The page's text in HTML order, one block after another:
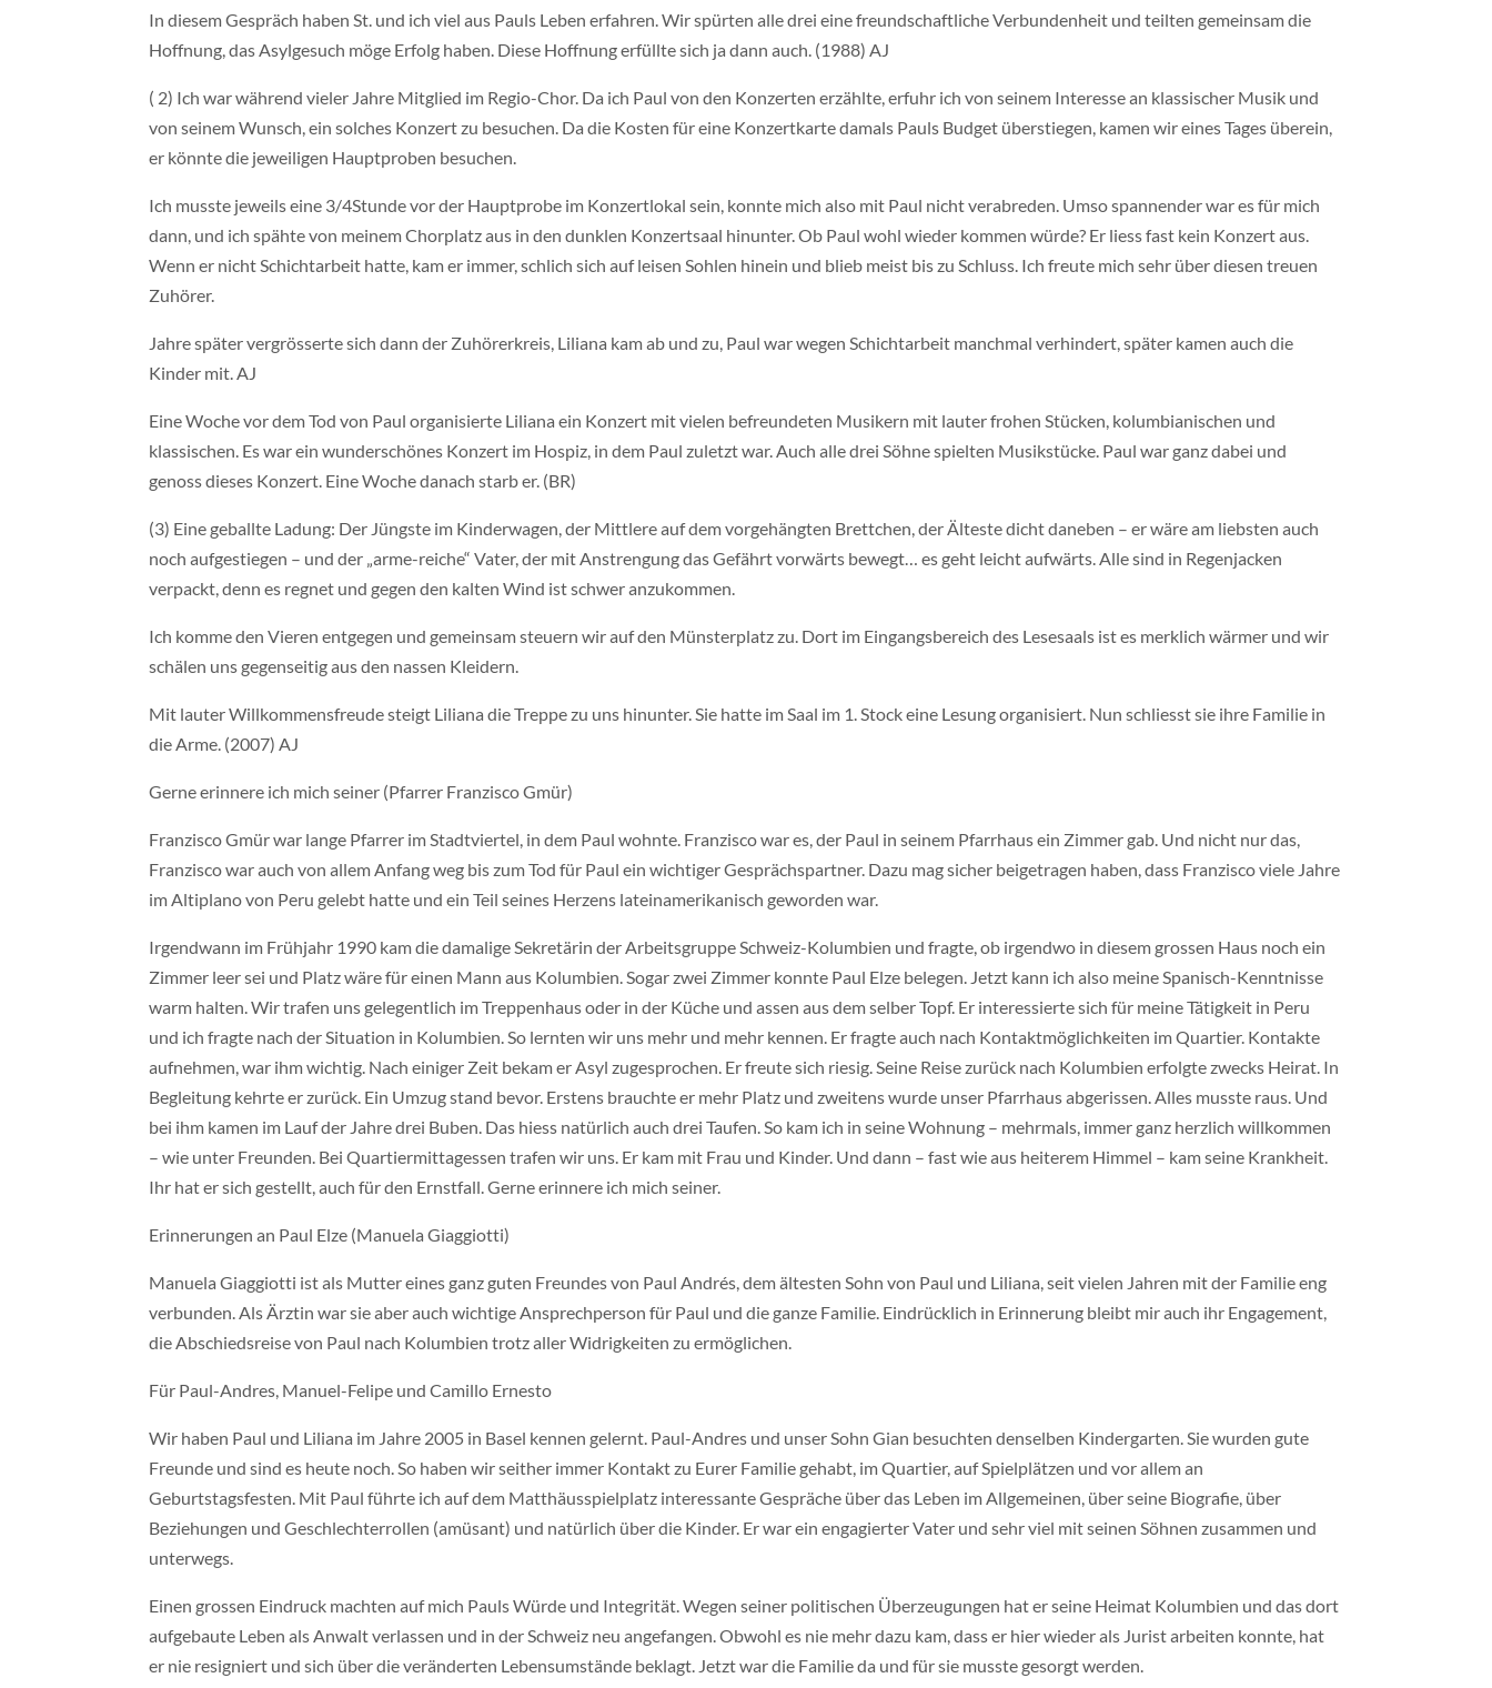
In diesem Gespräch haben St. und ich viel aus Pauls Leben erfahren. Wir spürten alle drei eine freundschaftliche Verbundenheit und teilten gemeinsam die
Hoffnung, das Asylgesuch möge Erfolg haben. Diese Hoffnung erfüllte sich ja dann auch. (1988) AJ
( 2) Ich war während vieler Jahre Mitglied im Regio-Chor. Da ich Paul von den Konzerten erzählte, erfuhr ich von seinem Interesse an klassischer Musik und
von seinem Wunsch, ein solches Konzert zu besuchen. Da die Kosten für eine Konzertkarte damals Pauls Budget überstiegen, kamen wir eines Tages überein,
er könnte die jeweiligen Hauptproben besuchen.
Ich musste jeweils eine 3/4Stunde vor der Hauptprobe im Konzertlokal sein, konnte mich also mit Paul nicht verabreden. Umso spannender war es für mich
dann, und ich spähte von meinem Chorplatz aus in den dunklen Konzertsaal hinunter. Ob Paul wohl wieder kommen würde? Er liess fast kein Konzert aus.
Wenn er nicht Schichtarbeit hatte, kam er immer, schlich sich auf leisen Sohlen hinein und blieb meist bis zu Schluss. Ich freute mich sehr über diesen treuen
Zuhörer.
Jahre später vergrösserte sich dann der Zuhörerkreis, Liliana kam ab und zu, Paul war wegen Schichtarbeit manchmal verhindert, später kamen auch die
Kinder mit. AJ
Eine Woche vor dem Tod von Paul organisierte Liliana ein Konzert mit vielen befreundeten Musikern mit lauter frohen Stücken, kolumbianischen und
klassischen. Es war ein wunderschönes Konzert im Hospiz, in dem Paul zuletzt war. Auch alle drei Söhne spielten Musikstücke. Paul war ganz dabei und
genoss dieses Konzert. Eine Woche danach starb er. (BR)
(3) Eine geballte Ladung: Der Jüngste im Kinderwagen, der Mittlere auf dem vorgehängten Brettchen, der Älteste dicht daneben – er wäre am liebsten auch
noch aufgestiegen – und der „arme-reiche“ Vater, der mit Anstrengung das Gefährt vorwärts bewegt… es geht leicht aufwärts. Alle sind in Regenjacken
verpackt, denn es regnet und gegen den kalten Wind ist schwer anzukommen.
Ich komme den Vieren entgegen und gemeinsam steuern wir auf den Münsterplatz zu. Dort im Eingangsbereich des Lesesaals ist es merklich wärmer und wir
schälen uns gegenseitig aus den nassen Kleidern.
Mit lauter Willkommensfreude steigt Liliana die Treppe zu uns hinunter. Sie hatte im Saal im 1. Stock eine Lesung organisiert. Nun schliesst sie ihre Familie in
die Arme. (2007) AJ
Gerne erinnere ich mich seiner (Pfarrer Franzisco Gmür)
Franzisco Gmür war lange Pfarrer im Stadtviertel, in dem Paul wohnte. Franzisco war es, der Paul in seinem Pfarrhaus ein Zimmer gab. Und nicht nur das,
Franzisco war auch von allem Anfang weg bis zum Tod für Paul ein wichtiger Gesprächspartner. Dazu mag sicher beigetragen haben, dass Franzisco viele Jahre
im Altiplano von Peru gelebt hatte und ein Teil seines Herzens lateinamerikanisch geworden war.
Irgendwann im Frühjahr 1990 kam die damalige Sekretärin der Arbeitsgruppe Schweiz-Kolumbien und fragte, ob irgendwo in diesem grossen Haus noch ein
Zimmer leer sei und Platz wäre für einen Mann aus Kolumbien. Sogar zwei Zimmer konnte Paul Elze belegen. Jetzt kann ich also meine Spanisch-Kenntnisse
warm halten. Wir trafen uns gelegentlich im Treppenhaus oder in der Küche und assen aus dem selber Topf. Er interessierte sich für meine Tätigkeit in Peru
und ich fragte nach der Situation in Kolumbien. So lernten wir uns mehr und mehr kennen. Er fragte auch nach Kontaktmöglichkeiten im Quartier. Kontakte
aufnehmen, war ihm wichtig. Nach einiger Zeit bekam er Asyl zugesprochen. Er freute sich riesig. Seine Reise zurück nach Kolumbien erfolgte zwecks Heirat. In
Begleitung kehrte er zurück. Ein Umzug stand bevor. Erstens brauchte er mehr Platz und zweitens wurde unser Pfarrhaus abgerissen. Alles musste raus. Und
bei ihm kamen im Lauf der Jahre drei Buben. Das hiess natürlich auch drei Taufen. So kam ich in seine Wohnung – mehrmals, immer ganz herzlich willkommen
– wie unter Freunden. Bei Quartiermittagessen trafen wir uns. Er kam mit Frau und Kinder. Und dann – fast wie aus heiterem Himmel – kam seine Krankheit.
Ihr hat er sich gestellt, auch für den Ernstfall. Gerne erinnere ich mich seiner.
Erinnerungen an Paul Elze (Manuela Giaggiotti)
Manuela Giaggiotti ist als Mutter eines ganz guten Freundes von Paul Andrés, dem ältesten Sohn von Paul und Liliana, seit vielen Jahren mit der Familie eng
verbunden. Als Ärztin war sie aber auch wichtige Ansprechperson für Paul und die ganze Familie. Eindrücklich in Erinnerung bleibt mir auch ihr Engagement,
die Abschiedsreise von Paul nach Kolumbien trotz aller Widrigkeiten zu ermöglichen.
Für Paul-Andres, Manuel-Felipe und Camillo Ernesto
Wir haben Paul und Liliana im Jahre 2005 in Basel kennen gelernt. Paul-Andres und unser Sohn Gian besuchten denselben Kindergarten. Sie wurden gute
Freunde und sind es heute noch. So haben wir seither immer Kontakt zu Eurer Familie gehabt, im Quartier, auf Spielplätzen und vor allem an
Geburtstagsfesten. Mit Paul führte ich auf dem Matthäusspielplatz interessante Gespräche über das Leben im Allgemeinen, über seine Biografie, über
Beziehungen und Geschlechterrollen (amüsant) und natürlich über die Kinder. Er war ein engagierter Vater und sehr viel mit seinen Söhnen zusammen und
unterwegs.
Einen grossen Eindruck machten auf mich Pauls Würde und Integrität. Wegen seiner politischen Überzeugungen hat er seine Heimat Kolumbien und das dort
aufgebaute Leben als Anwalt verlassen und in der Schweiz neu angefangen. Obwohl es nie mehr dazu kam, dass er hier wieder als Jurist arbeiten konnte, hat
er nie resigniert und sich über die veränderten Lebensumstände beklagt. Jetzt war die Familie da und für sie musste gesorgt werden.